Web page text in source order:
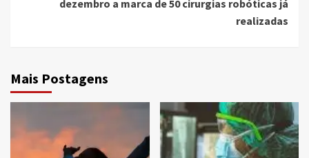
dezembro a marca de 50 cirurgias robóticas já
realizadas
Mais Postagens